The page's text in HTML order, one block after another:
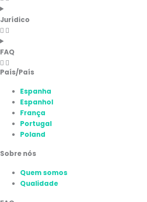
Jurídico
FAQ
País/País
Espanha
Espanhol
França
Portugal
Poland
Sobre nós
Quem somos
Qualidade